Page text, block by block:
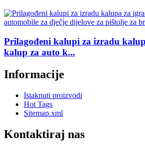
Prilagođeni kalupi za izradu
kalup za auto k...
Informacije
Istaknuti proizvodi
Hot Tags
Sitemap.xml
Kontaktiraj nas